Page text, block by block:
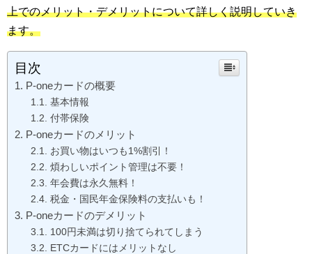
上でのメリット・デメリットについて詳しく説明していき
ます。
目次
P-oneカードの概要
基本情報
付帯保険
P-oneカードのメリット
お買い物はいつも1%割引！
煩わしいポイント管理は不要！
年会費は永久無料！
税金・国民年金保険料の支払いも！
P-oneカードのデメリット
100円未満は切り捨てられてしまう
ETCカードにはメリットなし